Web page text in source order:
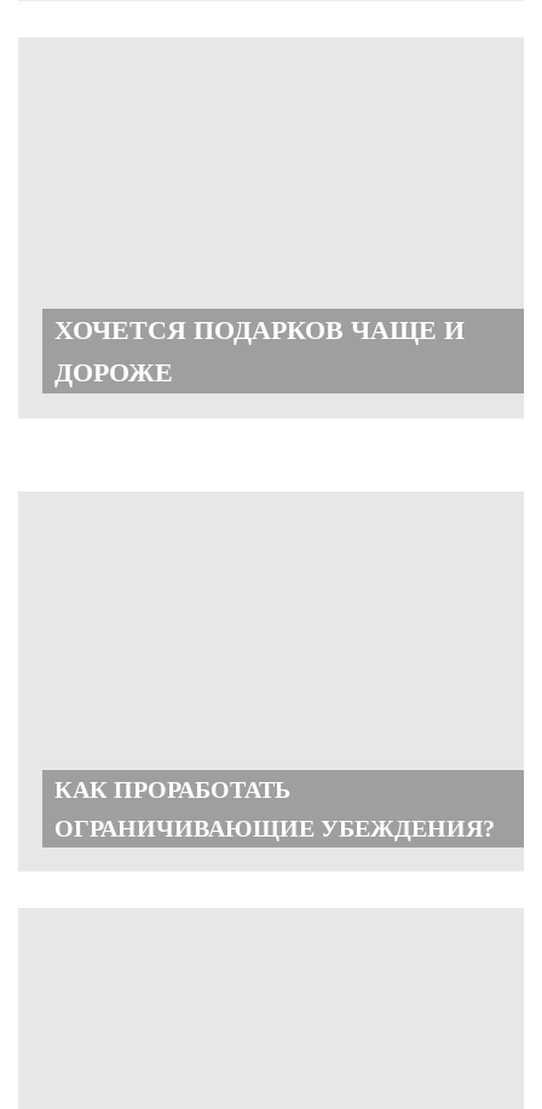
ХОЧЕТСЯ ПОДАРКОВ ЧАЩЕ И
ДОРОЖЕ
КАК ПРОРАБОТАТЬ
ОГРАНИЧИВАЮЩИЕ УБЕЖДЕНИЯ?